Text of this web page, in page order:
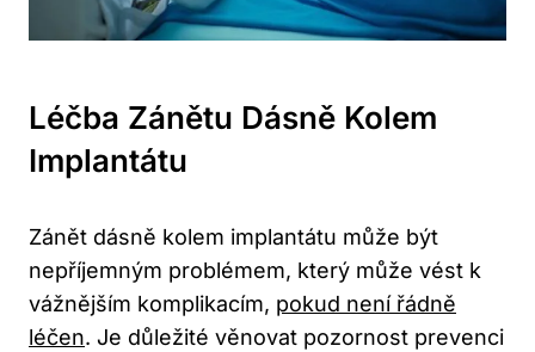
Léčba Zánětu Dásně Kolem
Implantátu
Zánět dásně kolem implantátu může být
nepříjemným problémem, který může vést k
vážnějším komplikacím, pokud není řádně
léčen. Je důležité věnovat pozornost prevenci